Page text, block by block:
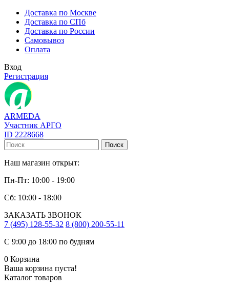
Доставка по Москве
Доставка по СПб
Доставка по России
Самовывоз
Оплата
Вход
Регистрация
ARMEDA
Участник АРГО
ID 2228668
Поиск
Наш магазин открыт:
Пн-Пт: 10:00 - 19:00
Сб: 10:00 - 18:00
ЗАКАЗАТЬ ЗВОНОК
7 (495) 128-55-32 8 (800) 200-55-11
С 9:00 до 18:00 по будням
0 Корзина
Ваша корзина пуста!
Каталог товаров